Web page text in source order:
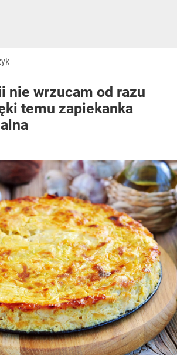
nie wrzucam od razu
temu zapiekanka